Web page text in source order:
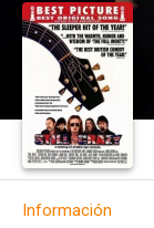
Información